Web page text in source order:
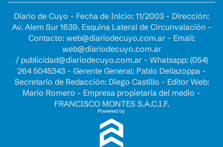
Diario de Cuyo - Fecha de Inicio: 11/2003 - Dirección:
Av. Alem Sur 1639. Esquina Lateral de Circunvalación -
Contacto: web@diariodecuyo.com.ar- Email:
web@diariodecuyo.com.ar
/ publicidad@diariodecuyo.com.ar- Whatsapp: (054)
264 5045343 - Gerente General: Pablo Dellazoppa -
Secretario de Redacción: Diego Castillo - Editor Web:
Mario Romero - Empresa propietaria del medio -
FRANCISCO MONTES S.A.C.I.F.